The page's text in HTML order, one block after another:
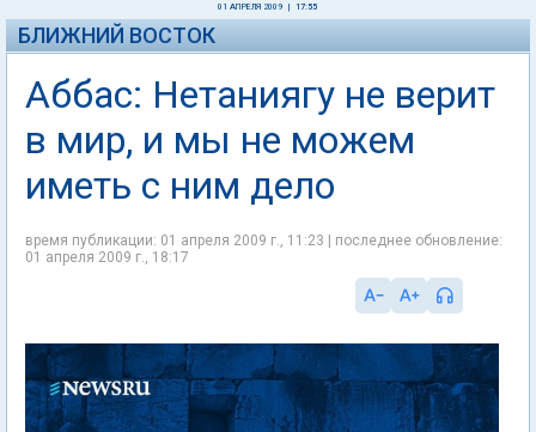
01 АПРЕЛЯ 2009 17:55
БЛИЖНИЙ ВОСТОК
Аббас: Нетаниягу не верит
в мир, и мы не можем
иметь с ним дело
время публикации: 01 апреля 2009 г., 11:23 | последнее обновление:
01 апреля 2009 г., 18:17